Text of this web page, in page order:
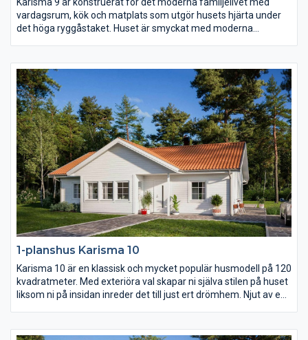
vardagsrum, kök och matplats som utgör husets hjärta under
det höga ryggåstaket. Huset är smyckat med moderna
1-planshus Karisma 10
Karisma 10 är en klassisk och mycket populär husmodell på 120
kvadratmeter. Med exteriöra val skapar ni själva stilen på huset
liksom ni på insidan inreder det till just ert drömhem. Njut av en
bort från gatan.